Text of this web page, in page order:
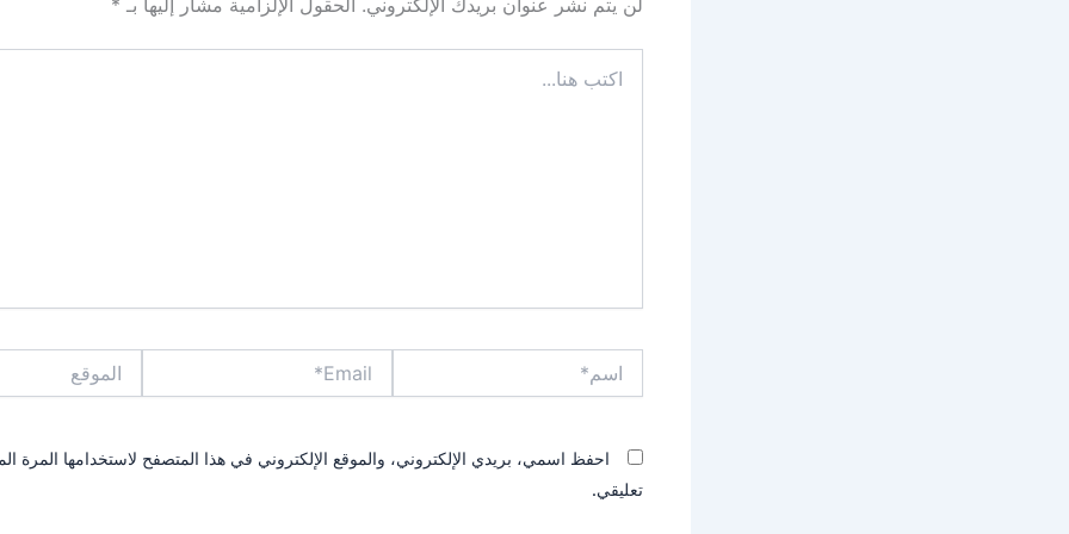
لن يتم نشر عنوان بريدك الإلكتروني. الحقول الإلزامية مشار إليها بـ *
هنا...
احفظ اسمي، بريدي الإلكتروني، والموقع الإلكتروني في هذا المتصفح لاستخدامها المرة
تعليقي.